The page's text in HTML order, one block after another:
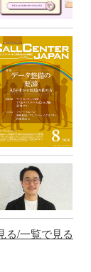
る/一覧で見る